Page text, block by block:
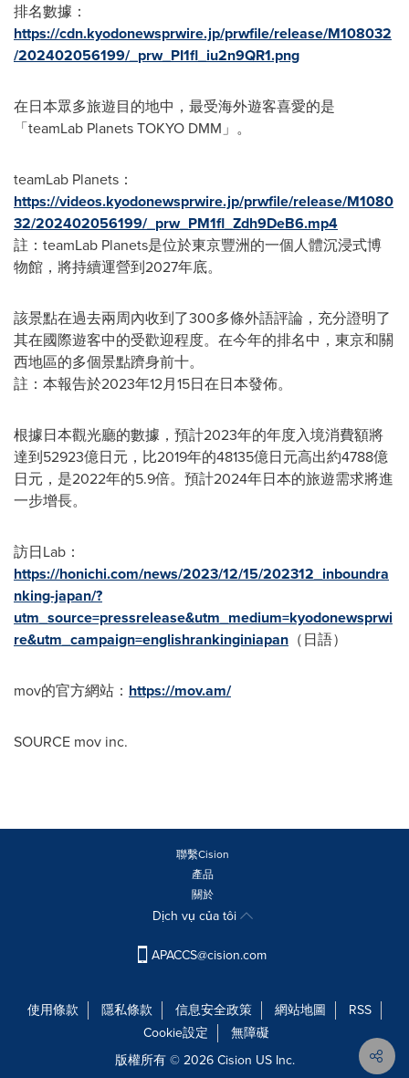
排名數據：
https://cdn.kyodonewsprwire.jp/prwfile/release/M108032
/202402056199/_prw_PI1fl_iu2n9QR1.png
在日本眾多旅遊目的地中，最受海外遊客喜愛的是
「teamLab PlanetsTOKYO DMM」。
teamLab Planets：
https://videos.kyodonewsprwire.jp/prwfile/release/M1080
32/202402056199/_prw_PM1fl_Zdh9DeB6.mp4
註：teamLab Planets是位於東京豐洲的一個人體沉浸式博
物館，將持續運營到2027年底。
該景點在過去兩周內收到了300多條外語評論，充分證明了
其在國際遊客中的受歡迎程度。在今年的排名中，東京和關
西地區的多個景點躋身前十。
註：本報告於2023年12月15日在日本發佈。
根據日本觀光廳的數據，預計2023年的年度入境消費額將
達到52923億日元，比2019年的48135億日元高出約4788億
日元，是2022年的5.9倍。預計2024年日本的旅遊需求將進
一步增長。
訪日Lab：
https://honichi.com/news/2023/12/15/202312_inboundra
nking-japan/?
utm_source=pressrelease&utm_medium=kyodonewsprwi
re&utm_campaign=englishrankinginiapan （日語）
mov的官方網站： https://mov.am/
SOURCE mov inc.
聯繫Cision
產品
關於
Dịch vụ của tôi
APACCS@cision.com
使用條款 隱私條款 信息安全政策 網站地圖
RSS
Cookie設定
無障礙
版權所有 © 2026 Cision US Inc.